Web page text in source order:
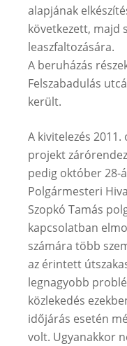
alapjának
következett, majd
leaszfaltozására.
A beruházás
Felszabadulás
került.
A kivitelezés
projekt
pedig október 28-
Polgármesteri
Szopkó Tamás
kapcsolatban
számára több
az érintett
legnagyobb
közlekedés
időjárás esetén
volt. Ugyanakkor